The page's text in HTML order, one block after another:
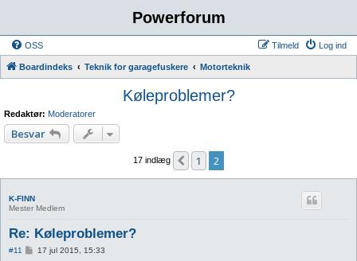
Powerforum
OSS Log ind
Tilmeld
Boardindeks Teknik for garagefuskere Motorteknik
Køleproblemer?
Redaktør: Moderatorer
Besvar
17 indlæg Forrige
1 2
K-FINN
Mester Medlem
Re: Køleproblemer?
#11 17 jul 2015, 15:33